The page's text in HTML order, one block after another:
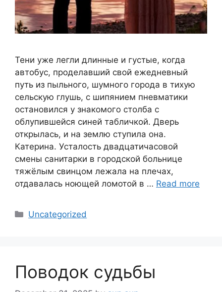
Тени уже легли длинные и густые, когда
автобус, проделавший свой ежедневный
путь из пыльного, шумного города в тихую
сельскую глушь, с шипянием пневматики
остановился у знакомого столба с
облупившейся синей табличкой. Дверь
открылась, и на землю ступила она.
Катерина. Усталость двадцатичасовой
смены санитарки в городской больнице
тяжёлым свинцом лежала на плечах,
отдавалась ноющей ломотой в … Read more
Categories
Uncategorized
Поводок судьбы